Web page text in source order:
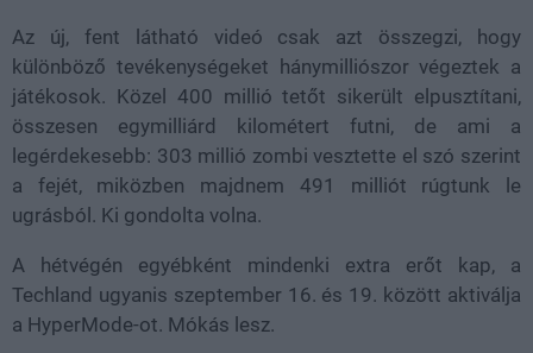
Az új, fent látható videó csak azt összegzi, hogy
különböző tevékenységeket hánymilliószor végeztek a
játékosok. Közel 400 millió tetőt sikerült elpusztítani,
összesen egymilliárd kilométert futni, de ami a
legérdekesebb: 303 millió zombi vesztette el szó szerint
a fejét, miközben majdnem 491 milliót rúgtunk le
ugrásból. Ki gondolta volna.
A hétvégén egyébként mindenki extra erőt kap, a
Techland ugyanis szeptember 16. és 19. között aktiválja
a HyperMode-ot. Mókás lesz.